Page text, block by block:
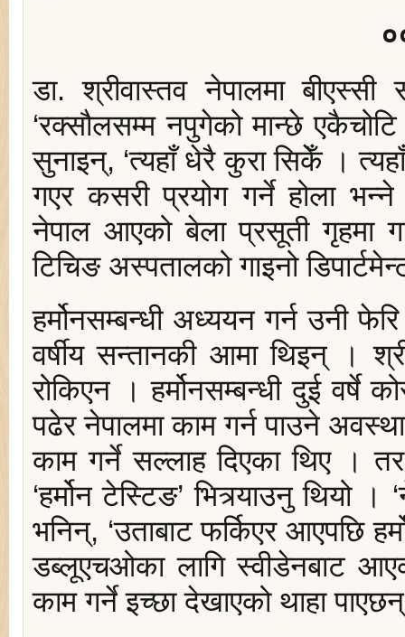
डा. श्रीवास्तव नेपालमा
‘रक्सौलसम्म नपुगेको मान्छे
सुनाइन्, ‘त्यहाँ धेरै कुरा सिकेँ ।
गएर कसरी प्रयोग गर्ने होला भन्ने
नेपाल आएको बेला प्रसूती गृहमा
टिचिङ अस्पतालको गाइनो
हर्मोनसम्बन्धी अध्ययन गर्न उनी
वर्षीय सन्तानकी आमा थिइन् ।
रोकिएन । हर्मोनसम्बन्धी दुई वर्षे
पढेर नेपालमा काम गर्न पाउने
काम गर्ने सल्लाह दिएका थिए ।
‘हर्मोन टेस्टिङ’ भित्र्याउनु थियो
भनिन्, ‘उताबाट फर्किएर आएपछि
डब्लूएचओका लागि स्वीडेनबाट
काम गर्ने इच्छा देखाएको थाहा